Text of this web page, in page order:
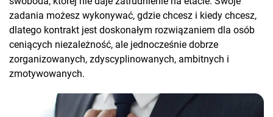
zadania możesz wykonywać, gdzie chcesz i kiedy chcesz,
dlatego kontrakt jest doskonałym rozwiązaniem dla osób
ceniących niezależność, ale jednocześnie dobrze
zorganizowanych, zdyscyplinowanych, ambitnych i
zmotywowanych.